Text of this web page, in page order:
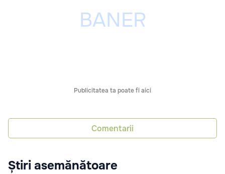
Publicitatea ta poate fi aici
Comentarii
Știri asemănătoare